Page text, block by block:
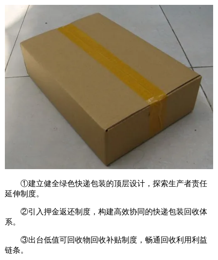
①建立健全绿色快递包装的顶层设计，探索生产者责任
延伸制度。
②引入押金返还制度，构建高效协同的快递包装回收体
系。
③出台低值可回收物回收补贴制度，畅通回收利用利益
链条。